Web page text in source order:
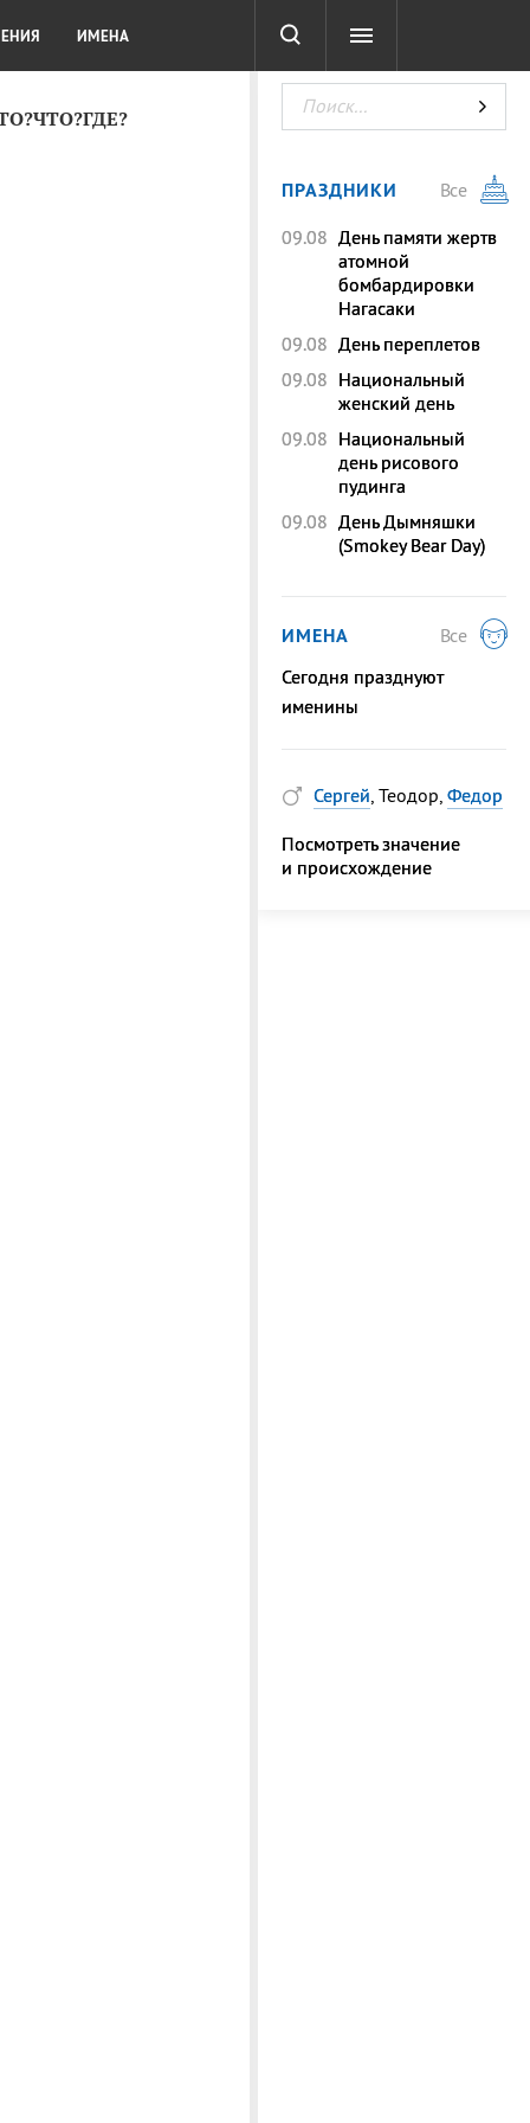
ТЕСТЫ
ИМЕНА
ПРАЗДНИКИ
Все
09.08 День памяти жертв
атомной
бомбардировки
Нагасаки
09.08 День переплетов
09.08 Национальный
женский день
09.08 Национальный
день рисового
пудинга
09.08 День Дымняшки
(Smokey Bear Day)
ИМЕНА
Все
Сегодня празднуют
именины
Сергей, Теодор, Федор
Посмотреть значение
и происхождение